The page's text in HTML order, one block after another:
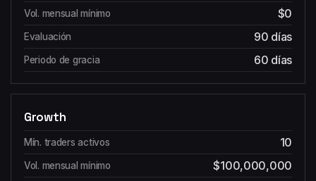
$0
90 días
60 días
Growth
10
$100,000,000